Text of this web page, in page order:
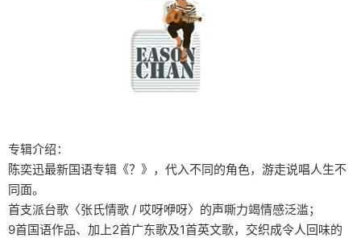
专辑介绍：
陈奕迅最新国语专辑《？》，代入不同的角色，游走说唱人生不
同面。
首支派台歌〈张氏情歌 / 哎呀咿呀〉的声嘶力竭情感泛滥；
9首国语作品、加上2首广东歌及1首英文歌，交织成令人回味的